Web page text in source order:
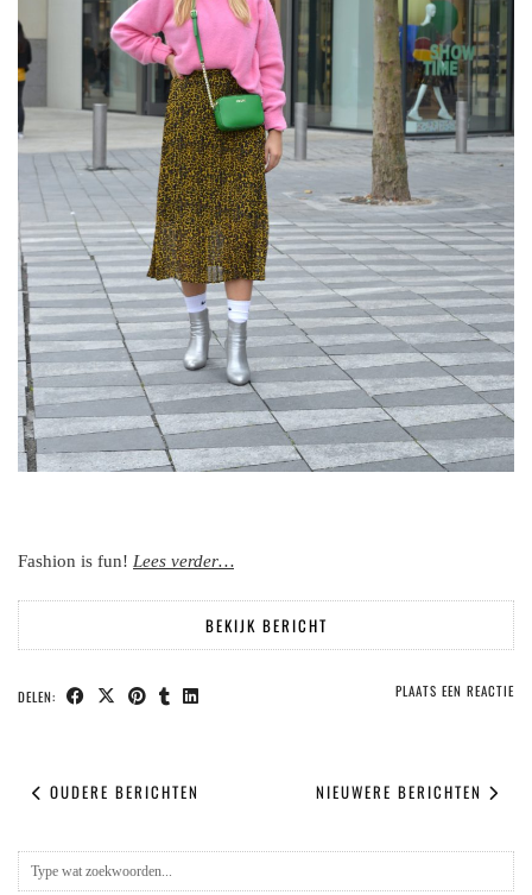
Fashion is fun! Lees verder…
BEKIJK BERICHT
DELEN: PLAATS EEN REACTIE
OUDERE BERICHTEN NIEUWERE BERICHTEN